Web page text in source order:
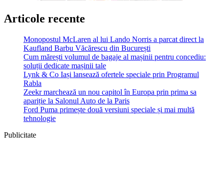
Articole recente
Monopostul McLaren al lui Lando Norris a parcat direct la
Kaufland Barbu Văcărescu din București
Cum mărești volumul de bagaje al mașinii pentru concediu:
soluții dedicate mașinii tale
Lynk & Co Iași lansează ofertele speciale prin Programul
Rabla
Zeekr marchează un nou capitol în Europa prin prima sa
apariție la Salonul Auto de la Paris
Ford Puma primește două versiuni speciale și mai multă
tehnologie
Publicitate